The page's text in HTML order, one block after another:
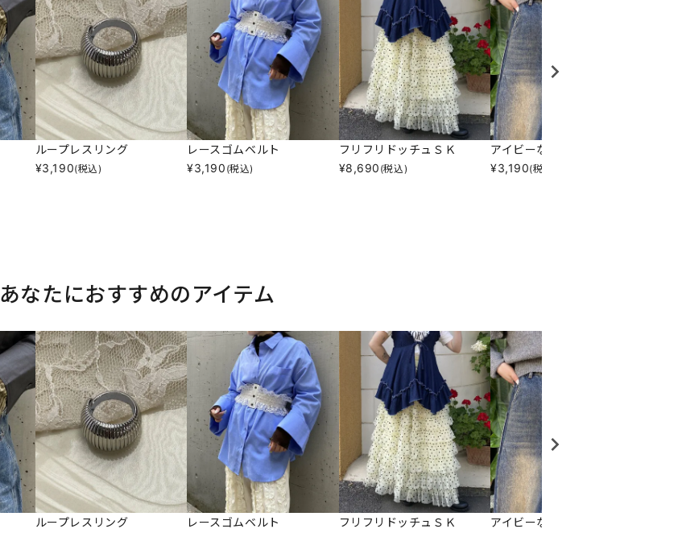
ループレスリング
¥3,190(税込)
レースゴムベルト
¥3,190 (税込)
フリフリドッチュＳＫ
¥8,690 (税込)
アイビーなネクタイ
¥3,190(税込)
あなたにおすすめのアイテム
ループレスリング
レースゴムベルト
フリフリドッチュＳＫ
アイビーなネクタイ